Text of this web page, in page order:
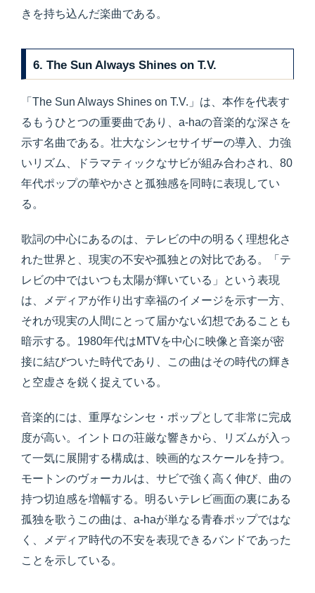
きを持ち込んだ楽曲である。
6. The Sun Always Shines on T.V.
「The Sun Always Shines on T.V.」は、本作を代表す
るもうひとつの重要曲であり、a-haの音楽的な深さを
示す名曲である。壮大なシンセサイザーの導入、力強
いリズム、ドラマティックなサビが組み合わされ、80
年代ポップの華やかさと孤独感を同時に表現してい
る。
歌詞の中心にあるのは、テレビの中の明るく理想化さ
れた世界と、現実の不安や孤独との対比である。「テ
レビの中ではいつも太陽が輝いている」という表現
は、メディアが作り出す幸福のイメージを示す一方、
それが現実の人間にとって届かない幻想であることも
暗示する。1980年代はMTVを中心に映像と音楽が密
接に結びついた時代であり、この曲はその時代の輝き
と空虚さを鋭く捉えている。
音楽的には、重厚なシンセ・ポップとして非常に完成
度が高い。イントロの荘厳な響きから、リズムが入っ
て一気に展開する構成は、映画的なスケールを持つ。
モートンのヴォーカルは、サビで強く高く伸び、曲の
持つ切迫感を増幅する。明るいテレビ画面の裏にある
孤独を歌うこの曲は、a-haが単なる青春ポップではな
く、メディア時代の不安を表現できるバンドであった
ことを示している。